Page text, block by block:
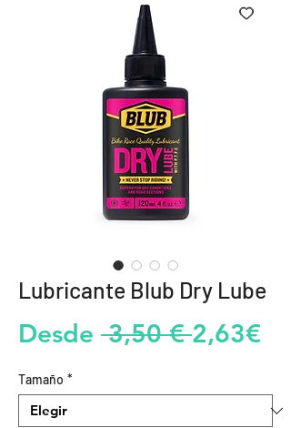
Lubricante Blub Dry Lube
Desde 3,50 € Precio
2,63€
Tamaño *